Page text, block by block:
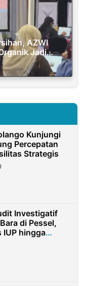
AZWI
Jadi
Kunjungi
Percepatan
Strategis
Investigatif
di Pessel,
IUP hingga